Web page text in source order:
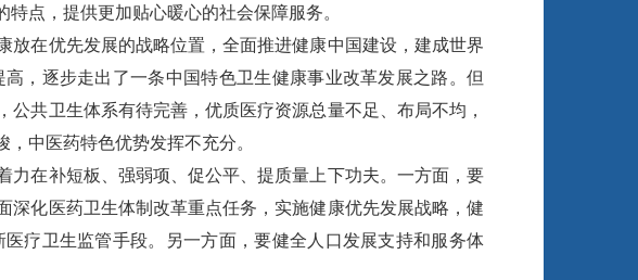
点，提供更加贴心暖心的社会保障服务。
在优先发展的战略位置，全面推进健康中国建设，建成世界
，逐步走出了一条中国特色卫生健康事业改革发展之路。但
共卫生体系有待完善，优质医疗资源总量不足、布局不均，
中医药特色优势发挥不充分。
在补短板、强弱项、促公平、提质量上下功夫。一方面，要
化医药卫生体制改革重点任务，实施健康优先发展战略，健
疗卫生监管手段。另一方面，要健全人口发展支持和服务体